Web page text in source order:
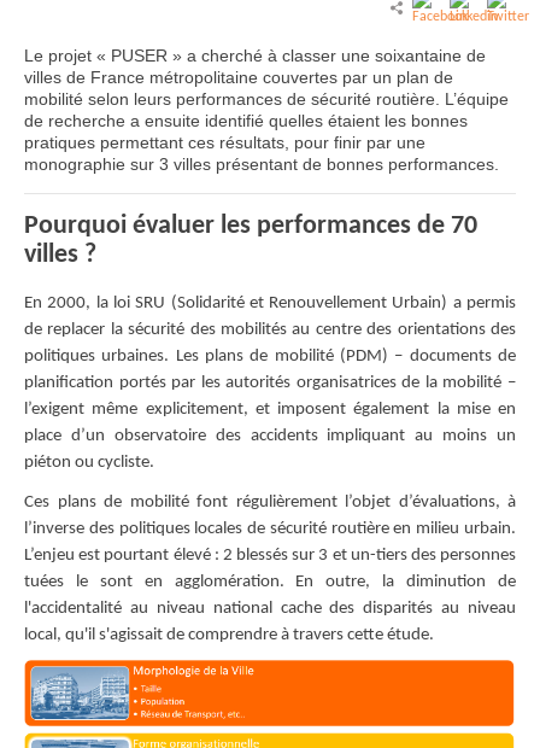
Le projet « PUSER » a cherché à classer une soixantaine de
villes de France métropolitaine couvertes par un plan de
mobilité selon leurs performances de sécurité routière. L’équipe
de recherche a ensuite identifié quelles étaient les bonnes
pratiques permettant ces résultats, pour finir par une
monographie sur 3 villes présentant de bonnes performances.
Pourquoi évaluer les performances de 70
villes ?
En 2000, la loi SRU (Solidarité et Renouvellement Urbain) a permis
de replacer la sécurité des mobilités au centre des orientations des
politiques urbaines. Les plans de mobilité (PDM) – documents de
planification portés par les autorités organisatrices de la mobilité –
l’exigent même explicitement, et imposent également la mise en
place d’un observatoire des accidents impliquant au moins un
piéton ou cycliste.
Ces plans de mobilité font régulièrement l’objet d’évaluations, à
l’inverse des politiques locales de sécurité routière en milieu urbain.
L’enjeu est pourtant élevé : 2 blessés sur 3 et un-tiers des personnes
tuées le sont en agglomération. En outre, la diminution de
l'accidentalité au niveau national cache des disparités au niveau
local, qu'il s'agissait de comprendre à travers cette étude.